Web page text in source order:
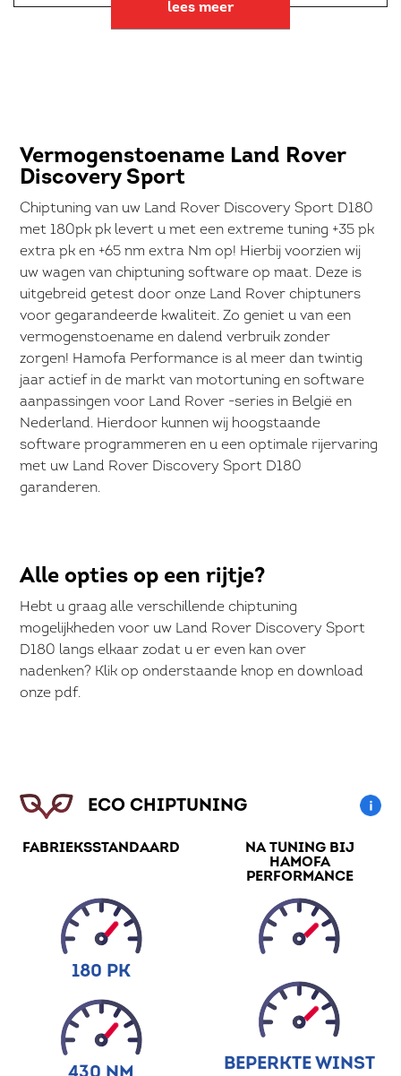
lees meer
Vermogenstoename Land Rover
Discovery Sport
Chiptuning van uw Land Rover Discovery Sport D180
met 180pk pk levert u met een extreme tuning +35 pk
extra pk en +65 nm extra Nm op! Hierbij voorzien wij
uw wagen van chiptuning software op maat. Deze is
uitgebreid getest door onze Land Rover chiptuners
voor gegarandeerde kwaliteit. Zo geniet u van een
vermogenstoename en dalend verbruik zonder
zorgen! Hamofa Performance is al meer dan twintig
jaar actief in de markt van motortuning en software
aanpassingen voor Land Rover -series in België en
Nederland. Hierdoor kunnen wij hoogstaande
software programmeren en u een optimale rijervaring
met uw Land Rover Discovery Sport D180
garanderen.
Alle opties op een rijtje?
Hebt u graag alle verschillende chiptuning
mogelijkheden voor uw Land Rover Discovery Sport
D180 langs elkaar zodat u er even kan over
nadenken? Klik op onderstaande knop en download
onze pdf.
ECO CHIPTUNING
FABRIEKSSTANDAARD
NA TUNING BIJ
HAMOFA
PERFORMANCE
180 PK
BEPERKTE WINST